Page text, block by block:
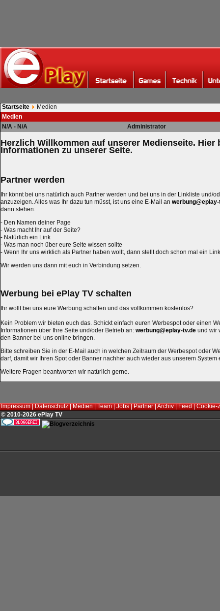
Startseite
Medien
Medien
N/A - N/A
Administrator
Herzlich Willkommen auf unserer Medienseite. Hier
Informationen zu unserer Seite.
Partner werden
Ihr könnt bei uns natürlich auch Partner werden und bei uns in der Linkliste und/
anzuzeigen. Alles was Ihr dazu tun müsst, ist uns eine E-Mail an
dann stehen:
- Den Namen deiner Page
- Was macht Ihr auf der Seite?
- Natürlich ein Link
- Was man noch über eure Seite wissen sollte
- Wenn Ihr uns wirklich als Partner haben wollt, dann stellt doch schon mal ein
Wir werden uns dann mit euch in Verbindung setzen.
Werbung bei ePlay TV schalten
Ihr wollt bei uns eure Werbung schalten und das vollkommen kostenlos?
Kein Problem wir bieten euch das. Schickt einfach euren Werbespot oder einen
Informationen über Ihre Seite und/oder Betrieb an: werbung@eplay-tv.de und wir
den Banner bei uns online bringen.
Bitte schreiben Sie in der E-Mail auch in welchen Zeitraum der Werbespot oder
darf, damit wir Ihren Spot oder Banner nachher auch wieder aus unserem System
Weitere Fragen beantworten wir natürlich gerne.
Impressum|Datenschutz|Medien|Team|Jobs|Partner|Archiv|Feed|Cookie-
© 2010-2026 ePlay TV